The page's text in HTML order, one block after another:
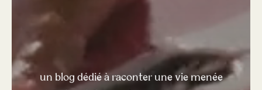
un blog dédié à raconter une vie menée